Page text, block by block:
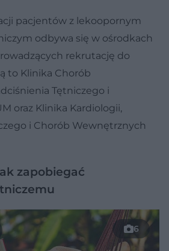
pacjentów z lekoopornym
odbywa się w ośrodkach
rekrutację do
to Klinika Chorób
Tętniczego i
oraz Klinika Kardiologii,
i Chorób Wewnętrznych
zapobiegać
6